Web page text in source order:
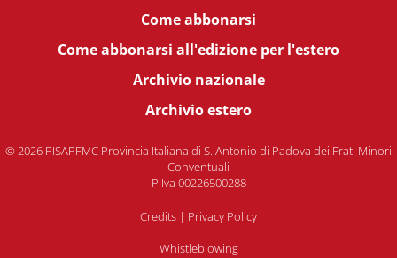
Come abbonarsi
Come abbonarsi all'edizione per l'estero
Archivio nazionale
Archivio estero
© 2026 PISAPFMC Provincia Italiana di S. Antonio di Padova dei Frati Minori
Conventuali
P.Iva 00226500288
Credits | Privacy Policy
Whistleblowing